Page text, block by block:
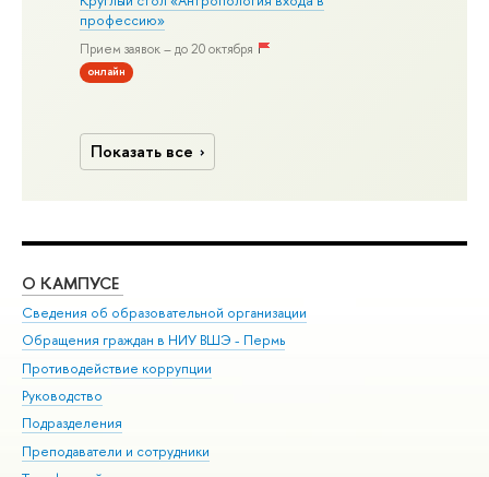
профессию»
Прием заявок – до 20 октября
онлайн
Показать все
О КАМПУСЕ
Сведения об образовательной организации
Обращения граждан в НИУ ВШЭ - Пермь
Противодействие коррупции
Руководство
Подразделения
Преподаватели и сотрудники